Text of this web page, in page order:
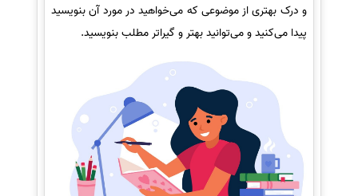
و درک بهتری از موضوعی که می‌خواهید در مورد آن بنویسید
پیدا می‌کنید و می‌توانید بهتر و گیراتر مطلب بنویسید.